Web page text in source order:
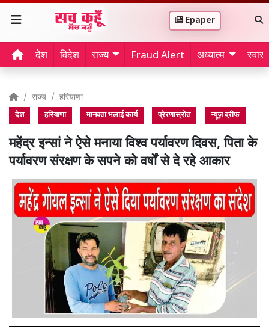
Epaper
देश विदेश राज्य Fraud Alert अध्यात्म
राज्य हरियाणा
देश हरियाणा मानवता भलाई कार्य प्रेरणास्रोत न्यूज़ ब्रीफ
महेंद्र इन्सां ने ऐसे मनाया विश्व पर्यावरण दिवस, पिता के
पर्यावरण संरक्षण के सपने को वर्षों से दे रहे आकार